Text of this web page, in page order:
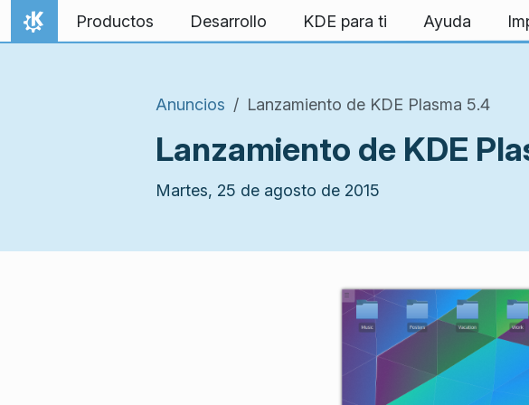
Ir al contenido
Inicio
Productos Desarrollo KDE para ti Ayuda
Anuncios Lanzamiento de KDE Plasma 5.4
Lanzamiento de KDE
Martes, 25 de agosto de 2015